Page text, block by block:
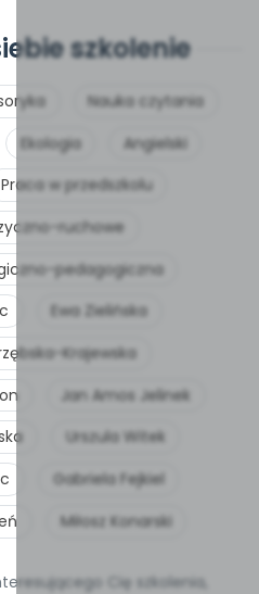
szkolenie
Nauka czytania
Ekologia
Angielski
Praca w przedszkolu
ruchowe
pedagogiczna
Ewa Zielińska
Krajewska
Jan Amos Jelinek
Urszula Witek
Gabriela Fejkiel
Miłosz Konarski
Cię szkolenia,